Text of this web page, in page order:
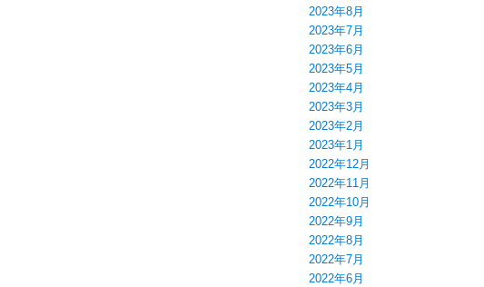
2023年8月
2023年7月
2023年6月
2023年5月
2023年4月
2023年3月
2023年2月
2023年1月
2022年12月
2022年11月
2022年10月
2022年9月
2022年8月
2022年7月
2022年6月